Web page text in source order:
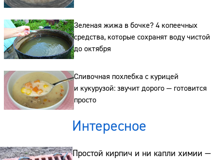
Зеленая жижа в бочке? 4 копеечных
средства, которые сохранят воду чистой
до октября
Сливочная похлебка с курицей
и кукурузой: звучит дорого — готовится
просто
Интересное
Простой кирпич и ни капли химии —
Сайт:
Адрес:
Телефон: